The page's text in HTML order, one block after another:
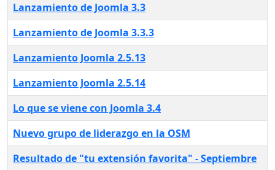
Lanzamiento de Joomla 3.3
Lanzamiento de Joomla 3.3.3
Lanzamiento Joomla 2.5.13
Lanzamiento Joomla 2.5.14
Lo que se viene con Joomla 3.4
Nuevo grupo de liderazgo en la OSM
Resultado de "tu extensión favorita" - Septiembre